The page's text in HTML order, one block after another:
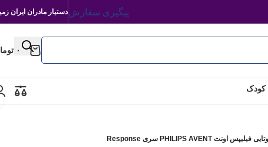
پیگیری سفارشدستیار مادران ایران
۰
کودک